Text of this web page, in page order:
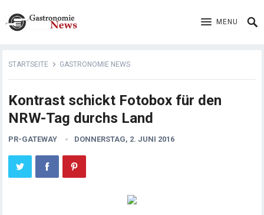
MENU
STARTSEITE GASTRONOMIE NEWS
Kontrast schickt Fotobox für den
NRW-Tag durchs Land
PR-GATEWAY DONNERSTAG, 2. JUNI 2016